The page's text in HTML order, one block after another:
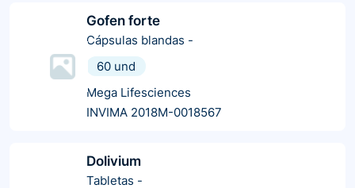
Gofen forte
Cápsulas blandas -
60 und
Mega Lifesciences
INVIMA 2018M-0018567
Dolivium
Tabletas -